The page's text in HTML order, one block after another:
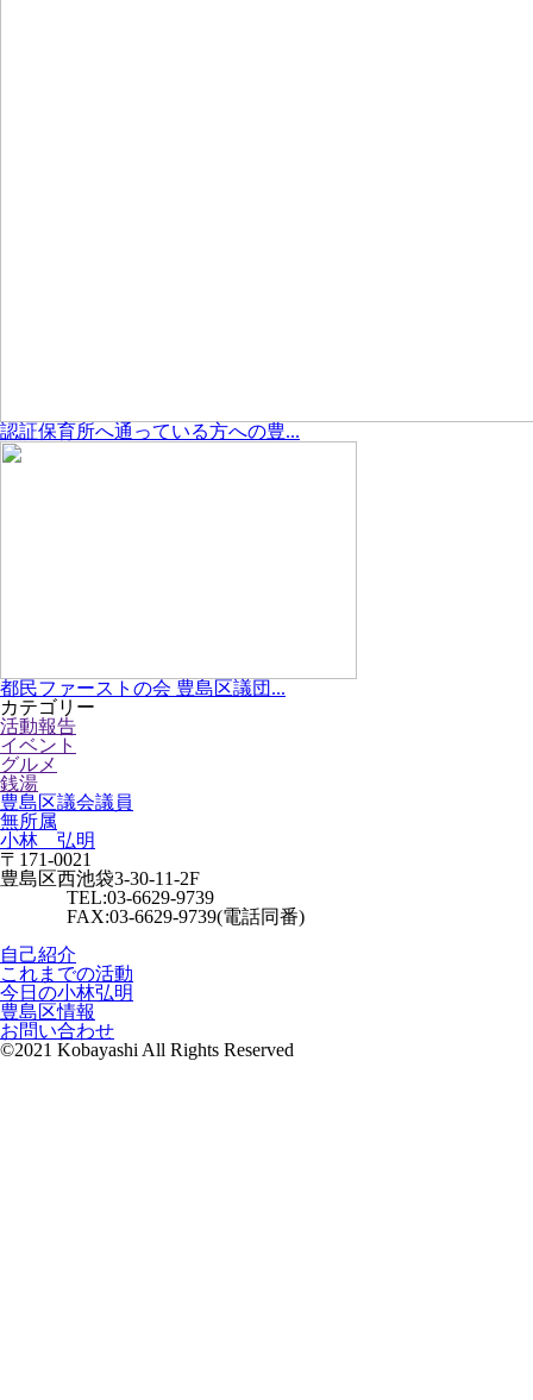
認証保育所へ通っている方への豊...
都民ファーストの会 豊島区議団...
カテゴリー
活動報告
イベント
グルメ
銭湯
豊島区議会議員
無所属
小林 弘明
〒171-0021
豊島区西池袋3-30-11-2F
TEL:03-6629-9739
FAX:03-6629-9739(電話同番)
自己紹介
これまでの活動
今日の小林弘明
豊島区情報
お問い合わせ
©2021 Kobayashi All Rights Reserved